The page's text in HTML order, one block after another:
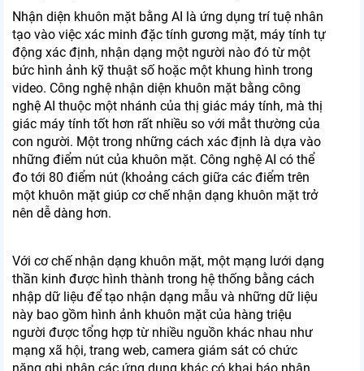
Nhận diện khuôn mặt bằng AI là ứng dụng trí tuệ nhân
tạo vào việc xác minh đặc tính gương mặt, máy tính tự
động xác định, nhận dạng một người nào đó từ một
bức hình ảnh kỹ thuật số hoặc một khung hình trong
video. Công nghệ nhận diện khuôn mặt bằng công
nghệ AI thuộc một nhánh của thị giác máy tính, mà thị
giác máy tính tốt hơn rất nhiều so với mắt thường của
con người. Một trong những cách xác định là dựa vào
những điểm nút của khuôn mặt. Công nghệ AI có thể
đo tới 80 điểm nút (khoảng cách giữa các điểm trên
một khuôn mặt giúp cơ chế nhận dạng khuôn mặt trở
nên dễ dàng hơn.
Với cơ chế nhận dạng khuôn mặt, một mạng lưới dạng
thần kinh được hình thành trong hệ thống bằng cách
nhập dữ liệu để tạo nhận dạng mẫu và những dữ liệu
này bao gồm hình ảnh khuôn mặt của hàng triệu
người được tổng hợp từ nhiều nguồn khác nhau như
mạng xã hội, trang web, camera giám sát có chức